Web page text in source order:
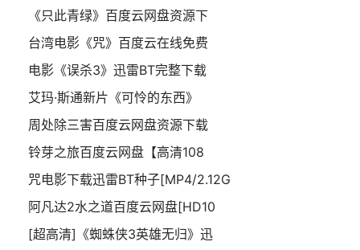
《只此青绿》百度云网盘资源下
台湾电影《咒》百度云在线免费
电影《误杀3》迅雷BT完整下载
艾玛·斯通新片《可怜的东西》
周处除三害百度云网盘资源下载
铃芽之旅百度云网盘【高清108
咒电影下载迅雷BT种子[MP4/2.12G
阿凡达2水之道百度云网盘[HD10
[超高清]《蜘蛛侠3英雄无归》迅